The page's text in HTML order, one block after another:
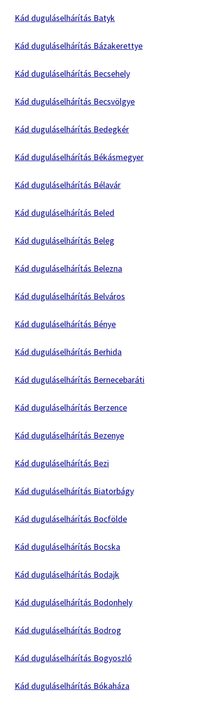
Kád duguláselhárítás Batyk
Kád duguláselhárítás Bázakerettye
Kád duguláselhárítás Becsehely
Kád duguláselhárítás Becsvölgye
Kád duguláselhárítás Bedegkér
Kád duguláselhárítás Békásmegyer
Kád duguláselhárítás Bélavár
Kád duguláselhárítás Beled
Kád duguláselhárítás Beleg
Kád duguláselhárítás Belezna
Kád duguláselhárítás Belváros
Kád duguláselhárítás Bénye
Kád duguláselhárítás Berhida
Kád duguláselhárítás Bernecebaráti
Kád duguláselhárítás Berzence
Kád duguláselhárítás Bezenye
Kád duguláselhárítás Bezi
Kád duguláselhárítás Biatorbágy
Kád duguláselhárítás Bocfölde
Kád duguláselhárítás Bocska
Kád duguláselhárítás Bodajk
Kád duguláselhárítás Bodonhely
Kád duguláselhárítás Bodrog
Kád duguláselhárítás Bogyoszló
Kád duguláselhárítás Bókaháza